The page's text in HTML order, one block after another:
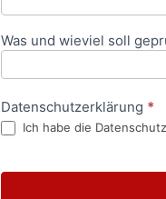
Was und wieviel soll
Datenschutzerklärung *
Ich habe die